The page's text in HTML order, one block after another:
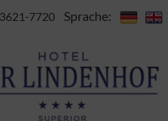
7720 Sprache: